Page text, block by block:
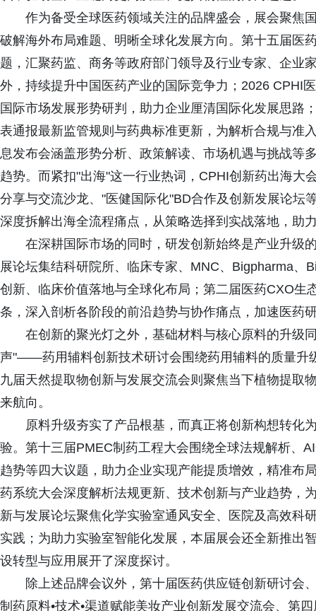
作为备受全球医药领域关注的品牌盛会，展会聚焦
破解海外布局难题、明晰全球化发展方向。第十五届医
题，汇聚药监、商务等政府部门领导及行业专家、企业
外，持续提升中国医药产业的国际竞争力；2026 CPHI
国际市场发展形势研判，助力企业厘清国际化发展思路
表通报最新监管规则与药典标准更新，为解析合规与准
息发布会涵盖形势分析、政策解读、市场机遇与挑战等
趋势。而紧扣"出海"这一行业热词，CPHI创新药出海大
分享与交流沙龙、"医健国际化"BD合作及创新发展论坛
深度拆解出海全流程痛点，从策略选择到实战落地，助
在深耕国际市场的同时，研发创新始终是产业升级
展论坛集结科研院所、临床专家、MNC、Bigpharma、
创新、临床价值落地与全球化布局；第二届医药CXO生
条，深入剖析各阶段的前沿趋势与协作痛点，加速医药
在创新的聚光灯之外，基础材料与核心原料的升级
声"——药用辅料创新技术研讨会围绕药用辅料的质量升
九届天然提取物创新与发展交流会则聚焦当下植物提取
来航向。
原料升级夯实了产品根基，而真正将创新构想转化
验。第十三届PMEC制药工程大会围绕全球法规解析、
趋势等四大议题，助力企业实现产能提质增效，精准布
药系统大会深度解析法规更新、技术创新与产业趋势，
新与发展论坛聚焦化学实验室通风安全、医院及高效科
实践；为助力实验室智能化发展，本届展会还全新推出
设转型与应用展开了深度探讨。
除上述品牌会议外，第十届医药供应链创新研讨会
制药原料•技术•渠道赋能美妆产业创新发展交流会、第